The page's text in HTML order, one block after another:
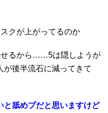
クが上がってるのか
せるから……5は隠しようが
が後半流石に減ってきて
と舐めプだと思いますけど